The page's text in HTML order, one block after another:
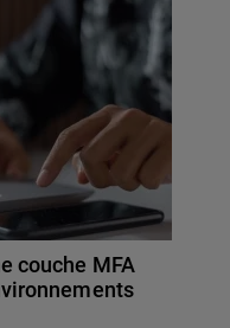
couche MFA